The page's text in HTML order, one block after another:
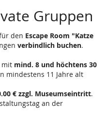
Gruppen
den Escape Room "Katze
verbindlich buchen.
mit mind. 8 und höchtens 30
mindestens 11 Jahre alt
€ zzgl. Museumseintritt.
an der